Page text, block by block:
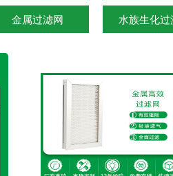
金属过滤网 水族生化过
水族生化过滤棉